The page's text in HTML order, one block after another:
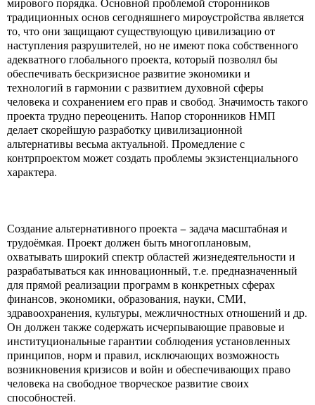
традиционных основ сегодняшнего мироустройства является
то, что они защищают существующую цивилизацию от
наступления разрушителей, но не имеют пока собственного
адекватного глобального проекта, который позволял бы
обеспечивать бескризисное развитие экономики и
технологий в гармонии с развитием духовной сферы
человека и сохранением его прав и свобод. Значимость такого
проекта трудно переоценить. Напор сторонников НМП
делает скорейшую разработку цивилизационной
альтернативы весьма актуальной. Промедление с
контрпроектом может создать проблемы экзистенциального
характера.
Создание альтернативного проекта − задача масштабная и
трудоёмкая. Проект должен быть многоплановым,
охватывать широкий спектр областей жизнедеятельности и
разрабатываться как инновационный, т.е. предназначенный
для прямой реализации программ в конкретных сферах
финансов, экономики, образования, науки, СМИ,
здравоохранения, культуры, межличностных отношений и др.
Он должен также содержать исчерпывающие правовые и
институциональные гарантии соблюдения установленных
принципов, норм и правил, исключающих возможность
возникновения кризисов и войн и обеспечивающих право
человека на свободное творческое развитие своих
способностей.